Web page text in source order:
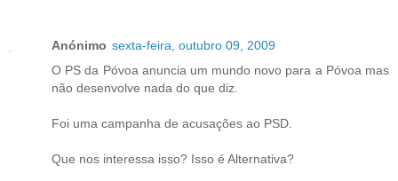
Anónimo sexta-feira, outubro 09, 2009
O PS da Póvoa anuncia um mundo novo para a Póvoa mas
não desenvolve nada do que diz.
Foi uma campanha de acusações ao PSD.
Que nos interessa isso? Isso é Alternativa?